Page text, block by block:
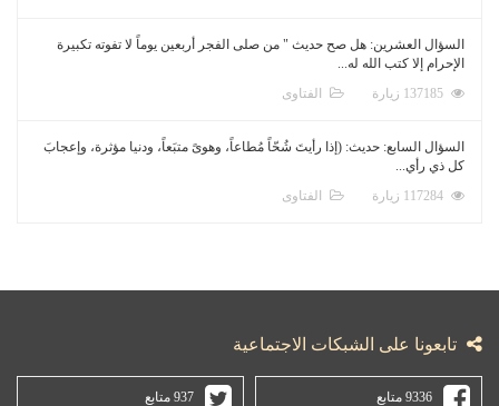
السؤال العشرين: هل صح حديث " من صلى الفجر أربعين يوماً لا تفوته تكبيرة
الإحرام إلا كتب الله له...
الفتاوى
السؤال السابع: حديث: (إذا رأيتَ شُحّاً مُطاعاً، وهوىً متبَعاً، ودنيا مؤثرة، وإعجابَ
كل ذي رأي...
الفتاوى
تابعونا على الشبكات الاجتماعية
9336 متابع 937 متابع